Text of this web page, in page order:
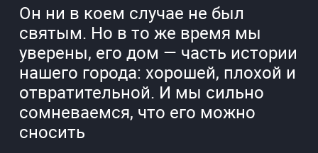
Он ни в коем случае не был
святым. Но в то же время мы
уверены, его дом — часть истории
нашего города: хорошей, плохой и
отвратительной. И мы сильно
сомневаемся, что его можно
сносить